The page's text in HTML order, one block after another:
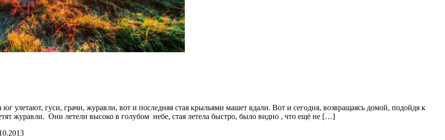
улетают, гуси, грачи, журавли, вот и последняя стая крыльями машет вдали. Вот и сегодня, возвращаясь домой, подойдя к
журавли. Они летели высоко в голубом небе, стая летела быстро, было видно , что ещё не […]